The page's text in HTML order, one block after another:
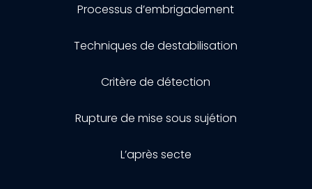
Processus d’embrigadement
Techniques de destabilisation
Critère de détection
Rupture de mise sous sujétion
L’après secte